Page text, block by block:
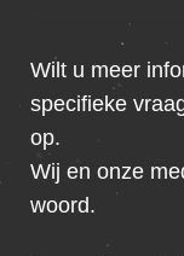
Wilt u meer
specifieke
op.
Wij en onze
woord.